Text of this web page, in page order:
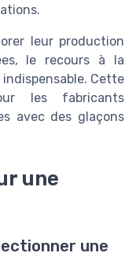
leur production
le recours à la
Cette
les fabricants
avec des glaçons
une
une